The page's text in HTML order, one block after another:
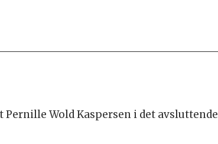
Wold Kaspersen i det avsluttende